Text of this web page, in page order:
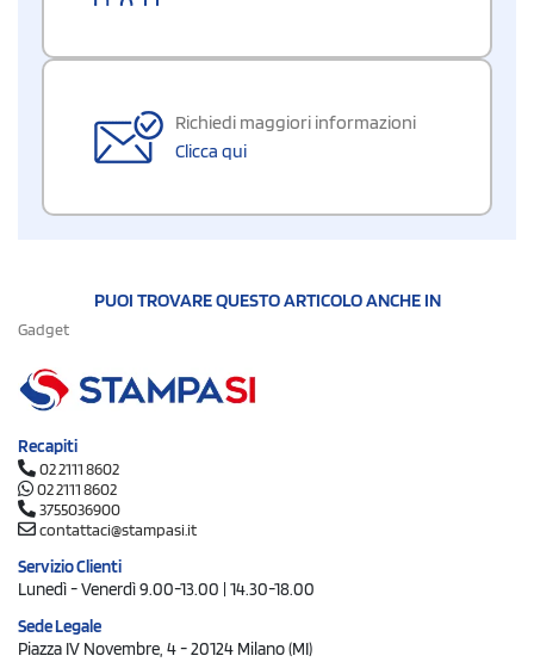
Richiedi maggiori informazioni
Clicca qui
PUOI TROVARE QUESTO ARTICOLO ANCHE IN
Gadget
Recapiti
02 2111 8602
02 2111 8602
3755036900
contattaci@stampasi.it
Servizio Clienti
Lunedì - Venerdì 9.00-13.00 | 14.30-18.00
Sede Legale
Piazza IV Novembre, 4 - 20124 Milano (MI)